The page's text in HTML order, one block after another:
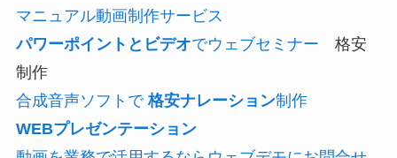
マニュアル動画制作サービス
パワーポイントとビデオでウェブセミナー 格安
制作
合成音声ソフトで格安ナレーション制作
WEBプレゼンテーション